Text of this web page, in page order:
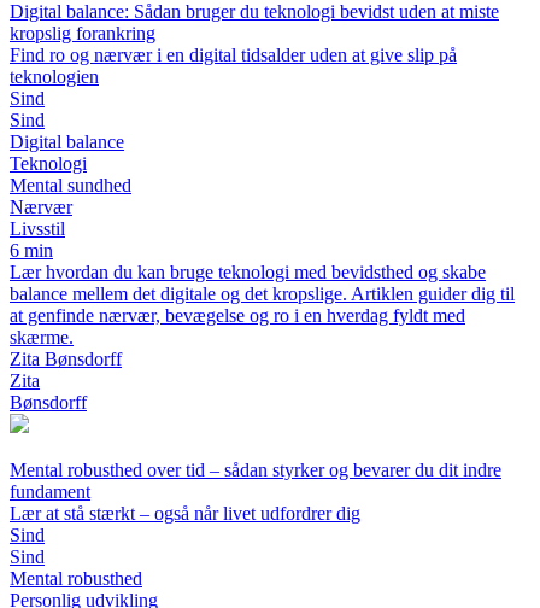
Digital balance: Sådan bruger du teknologi bevidst uden at miste
kropslig forankring
Find ro og nærvær i en digital tidsalder uden at give slip på
teknologien
Sind
Sind
Digital balance
Teknologi
Mental sundhed
Nærvær
Livsstil
6 min
Lær hvordan du kan bruge teknologi med bevidsthed og skabe
balance mellem det digitale og det kropslige. Artiklen guider dig til
at genfinde nærvær, bevægelse og ro i en hverdag fyldt med
skærme.
Zita Bønsdorff
Zita
Bønsdorff
Mental robusthed over tid – sådan styrker og bevarer du dit indre
fundament
Lær at stå stærkt – også når livet udfordrer dig
Sind
Sind
Mental robusthed
Personlig udvikling